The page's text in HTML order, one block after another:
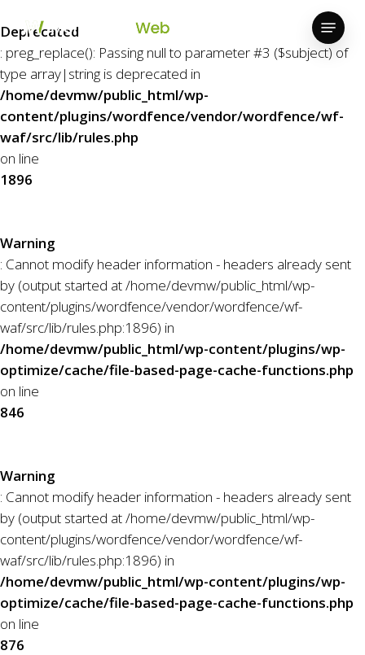
Deprecated
: preg_replace(): Passing null to parameter #3 ($subject) of
type array|string is deprecated in
/home/devmw/public_html/wp-
content/plugins/wordfence/vendor/wordfence/wf-
waf/src/lib/rules.php
on line
1896
Warning
: Cannot modify header information - headers already sent
by (output started at /home/devmw/public_html/wp-
content/plugins/wordfence/vendor/wordfence/wf-
waf/src/lib/rules.php:1896) in
/home/devmw/public_html/wp-content/plugins/wp-
optimize/cache/file-based-page-cache-functions.php
on line
846
Warning
: Cannot modify header information - headers already sent
by (output started at /home/devmw/public_html/wp-
content/plugins/wordfence/vendor/wordfence/wf-
waf/src/lib/rules.php:1896) in
/home/devmw/public_html/wp-content/plugins/wp-
optimize/cache/file-based-page-cache-functions.php
on line
876
to
main
content
Menu
Close